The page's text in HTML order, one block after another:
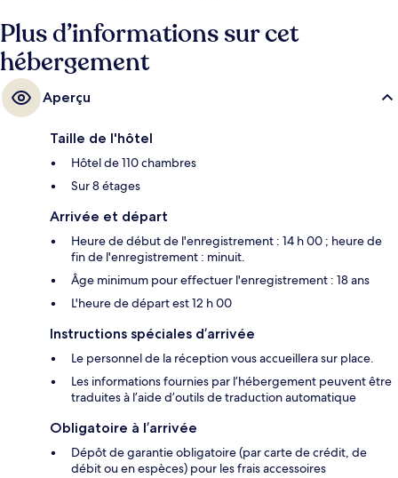
Plus d’informations sur cet
hébergement
Aperçu
Taille de l'hôtel
Hôtel de 110 chambres
Sur 8 étages
Arrivée et départ
Heure de début de l'enregistrement : 14 h 00 ; heure de
fin de l'enregistrement : minuit.
Âge minimum pour effectuer l'enregistrement : 18 ans
L'heure de départ est 12 h 00
Instructions spéciales d’arrivée
Le personnel de la réception vous accueillera sur place.
Les informations fournies par l’hébergement peuvent être
traduites à l’aide d’outils de traduction automatique
Obligatoire à l’arrivée
Dépôt de garantie obligatoire (par carte de crédit, de
débit ou en espèces) pour les frais accessoires